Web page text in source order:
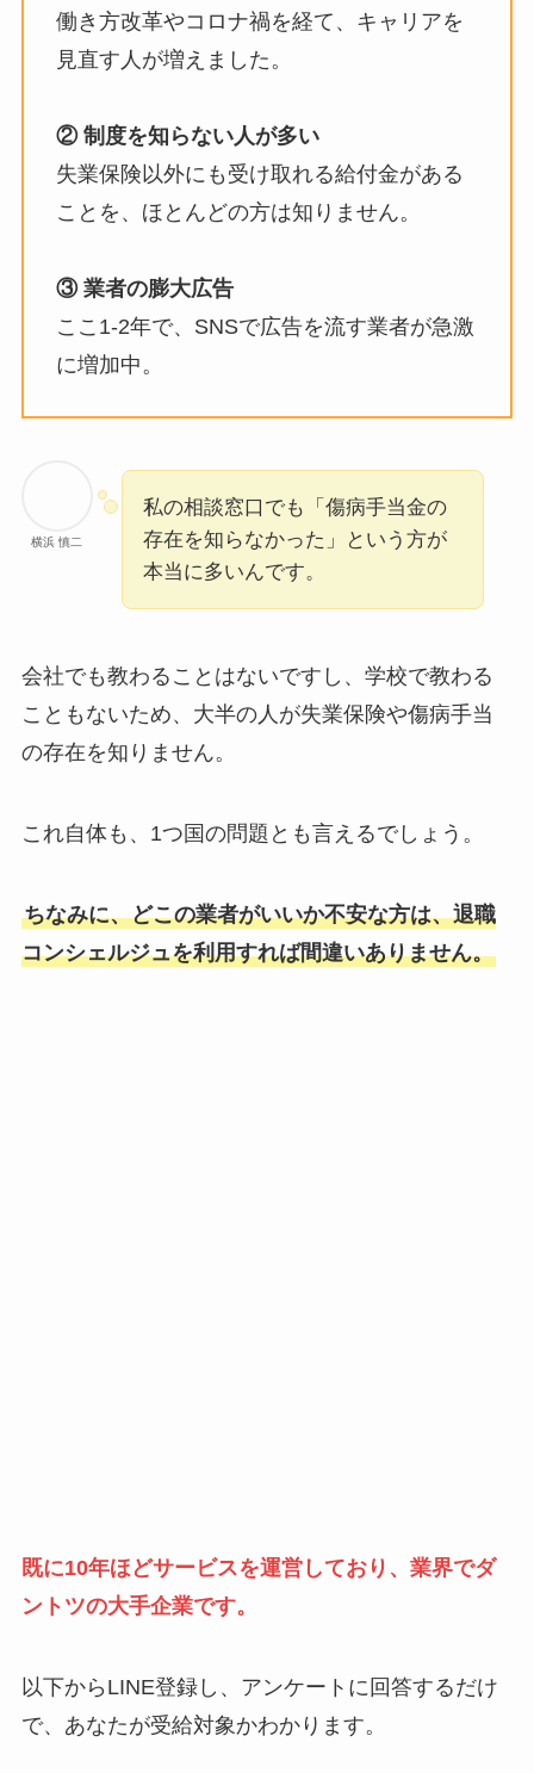
働き方改革やコロナ禍を経て、キャリアを
見直す人が増えました。
② 制度を知らない人が多い
失業保険以外にも受け取れる給付金がある
ことを、ほとんどの方は知りません。
③ 業者の膨大広告
ここ1-2年で、SNSで広告を流す業者が急激
に増加中。
横浜 慎二
私の相談窓口でも「傷病手当金の
存在を知らなかった」という方が
本当に多いんです。
会社でも教わることはないですし、学校で教わる
こともないため、大半の人が失業保険や傷病手当
の存在を知りません。
これ自体も、1つ国の問題とも言えるでしょう。
ちなみに、どこの業者がいいか不安な方は、退職
コンシェルジュを利用すれば間違いありません。
既に10年ほどサービスを運営しており、業界でダ
ントツの大手企業です。
以下からLINE登録し、アンケートに回答するだけ
で、あなたが受給対象かわかります。